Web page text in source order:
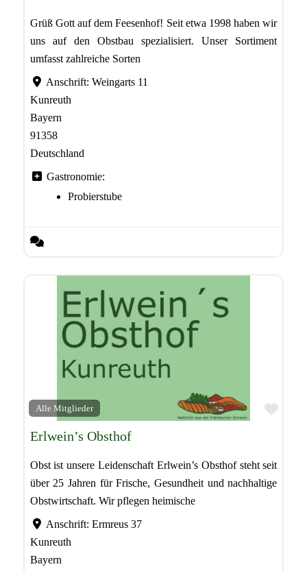
Grüß Gott auf dem Feesenhof! Seit etwa 1998 haben wir
uns auf den Obstbau spezialisiert. Unser Sortiment
umfasst zahlreiche Sorten
Anschrift: Weingarts 11
Kunreuth
Bayern
91358
Deutschland
Gastronomie:
Probierstube
Alle Mitglieder
Erlwein’s Obsthof
Obst ist unsere Leidenschaft Erlwein’s Obsthof steht seit
über 25 Jahren für Frische, Gesundheit und nachhaltige
Obstwirtschaft. Wir pflegen heimische
Anschrift: Ermreus 37
Kunreuth
Bayern